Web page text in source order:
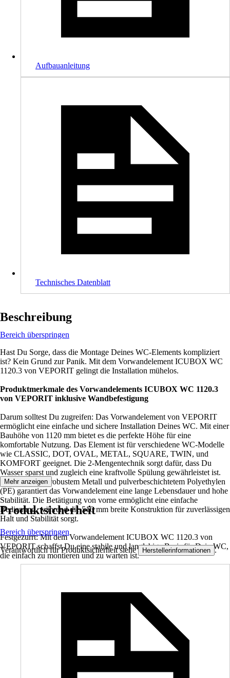
Aufbauanleitung
Technisches Datenblatt
Beschreibung
Bereich überspringen
Hast Du Sorge, dass die Montage Deines WC-Elements kompliziert
ist? Kein Grund zur Panik. Mit dem Vorwandelement ICUBOX WC
1120.3 von VEPORIT gelingt die Installation mühelos.
Produktmerkmale des Vorwandelements ICUBOX WC 1120.3
von VEPORIT inklusive Wandbefestigung
Darum solltest Du zugreifen: Das Vorwandelement von VEPORIT
ermöglicht eine einfache und sichere Installation Deines WC. Mit einer
Bauhöhe von 1120 mm bietet es die perfekte Höhe für eine
komfortable Nutzung. Das Element ist für verschiedene WC-Modelle
wie CLASSIC, DOT, OVAL, METAL, SQUARE, TWIN, und
KOMFORT geeignet. Die 2-Mengentechnik sorgt dafür, dass Du
Wasser sparst und zugleich eine kraftvolle Spülung gewährleistet ist.
Hergestellt aus robustem Metall und pulverbeschichtetem Polyethylen
(PE) garantiert das Vorwandelement eine lange Lebensdauer und hohe
Stabilität. Die Betätigung von vorne ermöglicht eine einfache
Bedienung, während die 510 mm breite Konstruktion für zuverlässigen
Halt und Stabilität sorgt.
Festgezurrt: Mit dem Vorwandelement ICUBOX WC 1120.3 von
VEPORIT schaffst Du eine stabile und langlebige Basis für Dein WC,
die einfach zu montieren und zu warten ist.
Mehr anzeigen
Produktsicherheit
Bereich überspringen
Verantwortlich für Produktsicherheit siehe Herstellerinformationen .